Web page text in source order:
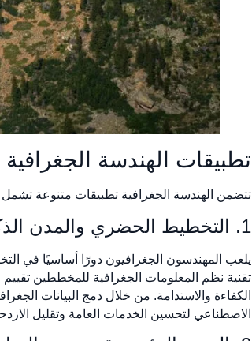
تطبيقات الهندسة الجغرافية
تتضمن الهندسة الجغرافية تطبيقات متنوعة
1. التخطيط الحضري والمدن الذكية
يلعب المهندسون الجغرافيون دورًا أساسيًا في
تقنية نظم المعلومات الجغرافية للمخططين
الكفاءة والاستدامة. من خلال دمج البيانات
الاصطناعي لتحسين الخدمات العامة وتقليل